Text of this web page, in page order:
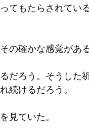
てもたらされてい
の確かな感覚がある
だろう。そうした
続けるだろう。
見ていた。